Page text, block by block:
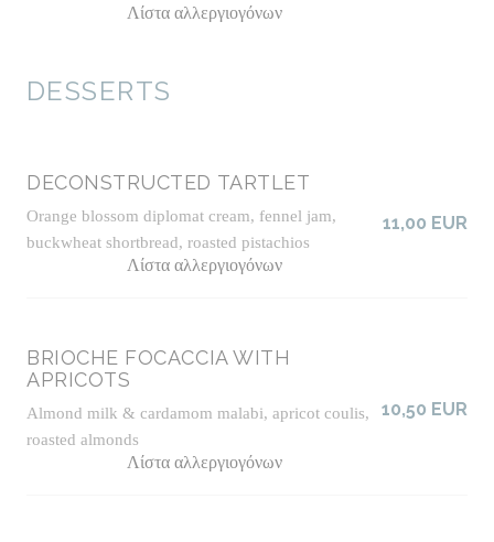
Λίστα αλλεργιογόνων
DESSERTS
DECONSTRUCTED TARTLET
Orange blossom diplomat cream, fennel jam,
buckwheat shortbread, roasted pistachios
Λίστα αλλεργιογόνων
11,00 EUR
BRIOCHE FOCACCIA WITH
APRICOTS
Almond milk & cardamom malabi, apricot coulis,
roasted almonds
Λίστα αλλεργιογόνων
10,50 EUR